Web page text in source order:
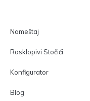
Nameštaj
Rasklopivi Stočići
Konfigurator
Blog